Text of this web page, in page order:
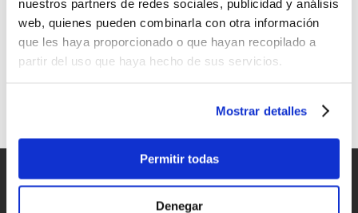
nuestros partners de redes sociales, publicidad y análisis
web, quienes pueden combinarla con otra información
que les haya proporcionado o que hayan recopilado a
partir del uso que haya hecho de sus servicios.
Mostrar detalles
Permitir todas
Denegar
Entregas rápidas
para España y Portugal